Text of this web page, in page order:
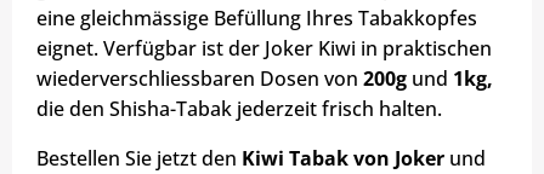
eine gleichmässige Befüllung Ihres Tabakkopfes
eignet. Verfügbar ist der Joker Kiwi in praktischen
wiederverschliessbaren Dosen von 200g und 1kg,
die den Shisha-Tabak jederzeit frisch halten.
Bestellen Sie jetzt den Kiwi Tabak von Joker und